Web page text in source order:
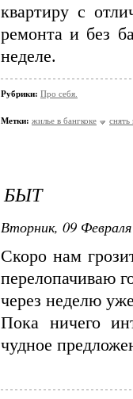
квартиру с
ремонта и без
неделе.
Рубрики: Про себя.
Метки: жилье в бангкоке снять
БЫТ
Вторник, 09
Скоро нам
перелопачиваю
через неделю
Пока ничего
чудное